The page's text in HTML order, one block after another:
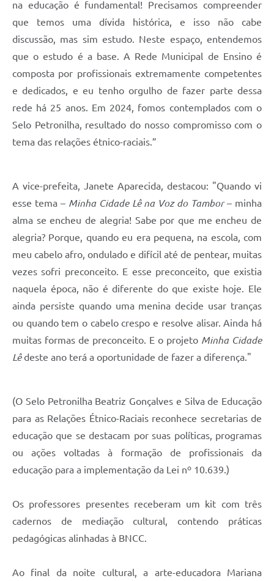
na educação é fundamental! Precisamos compreender
que temos uma dívida histórica, e isso não cabe
discussão, mas sim estudo. Neste espaço, entendemos
que o estudo é a base. A Rede Municipal de Ensino é
composta por profissionais extremamente competentes
e dedicados, e eu tenho orgulho de fazer parte dessa
rede há 25 anos. Em 2024, fomos contemplados com o
Selo Petronilha, resultado do nosso compromisso com o
tema das relações étnico-raciais.”
A vice-prefeita, Janete Aparecida, destacou: "Quando vi
esse tema – Minha Cidade Lê na Voz do Tambor– minha
alma se encheu de alegria! Sabe por que me encheu de
alegria? Porque, quando eu era pequena, na escola, com
meu cabelo afro, ondulado e difícil até de pentear, muitas
vezes sofri preconceito. E esse preconceito, que existia
naquela época, não é diferente do que existe hoje. Ele
ainda persiste quando uma menina decide usar tranças
ou quando tem o cabelo crespo e resolve alisar. Ainda há
muitas formas de preconceito. E o projeto Minha Cidade
Lêdeste ano terá a oportunidade de fazer a diferença."
(O Selo Petronilha Beatriz Gonçalves e Silva de Educação
para as Relações Étnico-Raciais reconhece secretarias de
educação que se destacam por suas políticas, programas
ou ações voltadas à formação de profissionais da
educação para a implementação da Lei nº 10.639.)
Os professores presentes receberam um kit com três
cadernos de mediação cultural, contendo práticas
pedagógicas alinhadas à BNCC.
Ao final da noite cultural, a arte-educadora Mariana